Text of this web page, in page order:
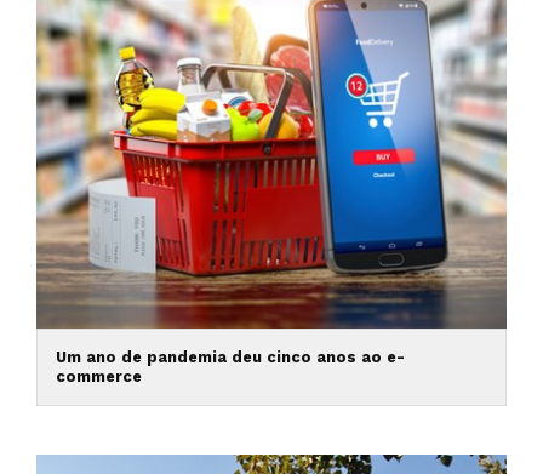
Um ano de pandemia deu cinco anos ao e-
commerce